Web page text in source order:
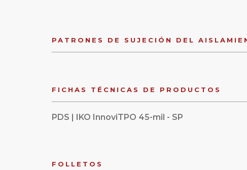
PATRONES DE SUJECIÓN DEL
FICHAS TÉCNICAS DE PRODUCTOS
PDS | IKO InnoviTPO 45-mil - SP
FOLLETOS